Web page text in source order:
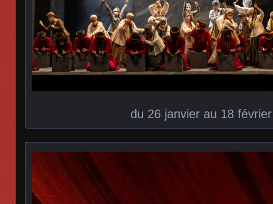
du 26 janvier au 18